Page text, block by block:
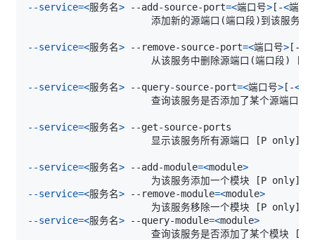
--service=<服务名> --add-source-port=<端口号> [ -<端口
                      添加新的源端口
(端口段)到该服务
--service=<服务名> --remove-source-port=<端口号> [ -
                      从该服务中删除源端口
(端口段)
--service=<服务名> --query-source-port=<端口号> [ -<
                      查询该服务是否添加了某个源端口
--service=<服务名>
                      显示该服务所有源端口
[P only]
--service=<服务名> --add-module=<module>
                      为该服务添加一个模块
[P only]
--service=<服务名> --remove-module=<module>
                      为该服务移除一个模块
[P only]
--service=<服务名> --query-module=<module>
                      查询该服务是否添加了某个模块
[